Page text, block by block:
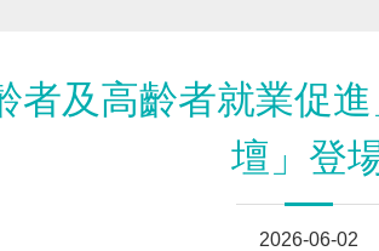
者及高齡者就業促
壇」登
2026-06-02